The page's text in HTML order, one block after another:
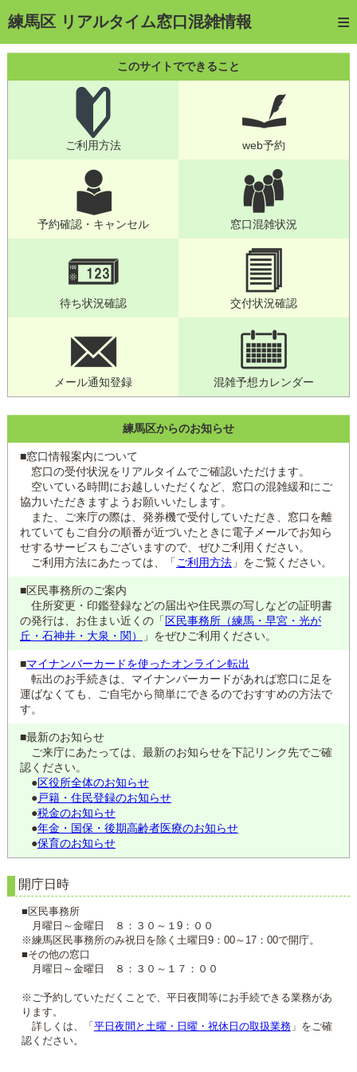
練馬区 リアルタイム窓口混雑情報
トップページ
ご利用方法
web予約
予約確認・キャンセル
窓口混雑状況
待ち状況確認
交付状況確認
混雑予想カレンダー
このサイトでできること
ご利用方法 web予約
予約確認・キャンセル 窓口混雑状況
待ち状況確認 交付状況確認
メール通知登録 混雑予想カレンダー
練馬区からのお知らせ
■窓口情報案内について
窓口の受付状況をリアルタイムでご確認いただけます。
空いている時間にお越しいただくなど、窓口の混雑緩和にご
協力いただきますようお願いいたします。
また、ご来庁の際は、発券機で受付していただき、窓口を離
れていてもご自分の順番が近づいたときに電子メールでお知ら
せするサービスもございますので、ぜひご利用ください。
ご利用方法にあたっては、「 ご利用方法 」をご覧ください。
■区民事務所のご案内
住所変更・印鑑登録などの届出や住民票の写しなどの証明書
の発行は、お住まい近くの「 区民事務所（練馬・早宮・光が
丘・石神井・大泉・関）
」をぜひご利用ください。
■マイナンバーカードを使ったオンライン転出
転出のお手続きは、マイナンバーカードがあれば窓口に足を
運ばなくても、ご自宅から簡単にできるのでおすすめの方法で
す。
■最新のお知らせ
ご来庁にあたっては、最新のお知らせを下記リンク先でご確
認ください。
●区役所全体のお知らせ
●戸籍・住民登録のお知らせ
●税金のお知らせ
●年金・国保・後期高齢者医療のお知らせ
●保育のお知らせ
開庁日時
■区民事務所
月曜日～金曜日 ８：３０～１9：００
※練馬区民事務所のみ祝日を除く土曜日9：00～17：00で開庁。
■その他の窓口
月曜日～金曜日 ８：３０～１７：００
※ご予約していただくことで、平日夜間等にお手続できる業務があ
ります。
詳しくは、「 平日夜間と土曜・日曜・祝休日の取扱業務」をご確
認ください。